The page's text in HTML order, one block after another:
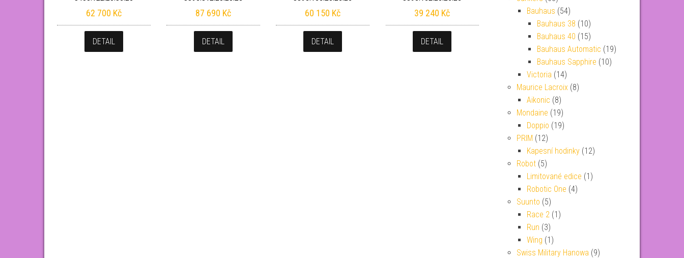
62 700 Kč
DETAIL
87 690 Kč
DETAIL
60 150 Kč
DETAIL
39 240 Kč
DETAIL
Bauhaus (54)
Bauhaus 38 (10)
Bauhaus 40 (15)
Bauhaus Automatic (19)
Bauhaus Sapphire (10)
Victoria (14)
Maurice Lacroix (8)
Aikonic (8)
Mondaine (19)
Doppio (19)
PRIM (12)
Kapesní hodinky (12)
Robot (5)
Limitované edice (1)
Robotic One (4)
Suunto (5)
Race 2 (1)
Run (3)
Wing (1)
Swiss Military Hanowa (9)